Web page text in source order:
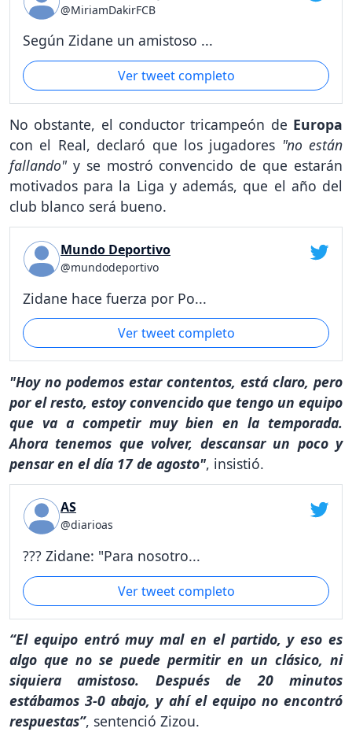
@MiriamDakirFCB
Según Zidane un amistoso ...
Ver tweet completo
No obstante, el conductor tricampeón de Europa
con el Real, declaró que los jugadores "no están
fallando"y se mostró convencido de que estarán
motivados para la Liga y además, que el año del
club blanco será bueno.
Mundo Deportivo
@mundodeportivo
Zidane hace fuerza por Po...
Ver tweet completo
"Hoy no podemos estar contentos, está claro, pero
por el resto, estoy convencido que tengo un equipo
que va a competir muy bien en la temporada.
Ahora tenemos que volver, descansar un poco y
pensar en el día 17 de agosto", insistió.
AS
@diarioas
??? Zidane: "Para nosotro...
Ver tweet completo
“El equipo entró muy mal en el partido, y eso es
algo que no se puede permitir en un clásico, ni
siquiera amistoso. Después de 20 minutos
estábamos 3-0 abajo, y ahí el equipo no encontró
respuestas”, sentenció Zizou.